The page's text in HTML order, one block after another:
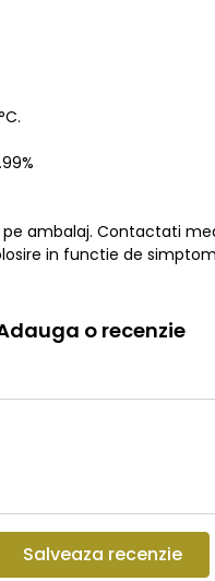
pe ambalaj. Contactati
in functie de
o recenzie
Salveaza recenzie